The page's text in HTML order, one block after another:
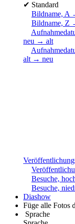
✔ Standard
Bildname, A
Bildname, Z
neu → alt
alt → neu
Besuche,
Besuche,
Diashow
Füge alle Fotos
Sprache